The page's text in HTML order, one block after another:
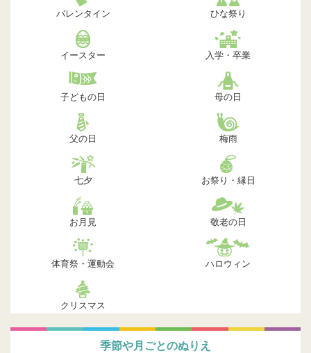
バレンタイン ひな祭り
イースター 入学・卒業
子どもの日 母の日
父の日 梅雨
七夕 お祭り・縁日
お月見 敬老の日
体育祭・運動会 ハロウィン
クリスマス
季節や月ごとのぬりえ